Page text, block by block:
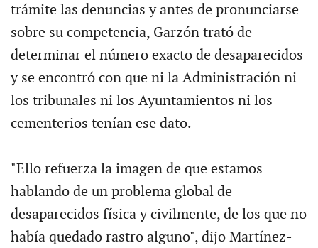
trámite las denuncias y antes de pronunciarse
sobre su competencia, Garzón trató de
determinar el número exacto de desaparecidos
y se encontró con que ni la Administración ni
los tribunales ni los Ayuntamientos ni los
cementerios tenían ese dato.
"Ello refuerza la imagen de que estamos
hablando de un problema global de
desaparecidos física y civilmente, de los que no
había quedado rastro alguno", dijo Martínez-